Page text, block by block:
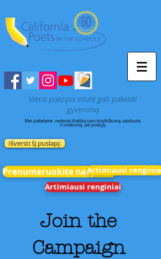
Viena poezijos eilutė gali pakeisti
gyvenimą
Mes padedame mokiniai išreiškia savo kūrybiškumą, vaizduotę
ir smalsumą per poeziją.
Išversti šį puslapį:
Prenumeruokite naujienasArtimiausi renginiai
Artimiausi renginiai
Join the
Campaign